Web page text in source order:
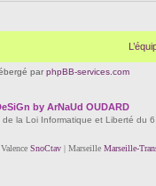
par phpBB-services.com
by ArNaUd OUDARD
la Loi Informatique et Liberté du
SnoCtav| Marseille Marseille-